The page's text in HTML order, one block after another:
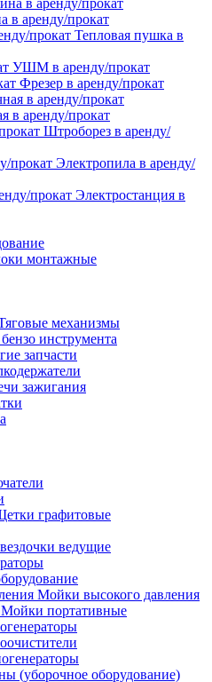
в аренду/прокат
Тепловая пушка в
УШМ в аренду/прокат
Фрезер в аренду/прокат
в аренду/прокат
Штроборез в аренду/
Электропила в аренду/
Электростанция в
монтажные
механизмы
инструмента
запчасти
зажигания
графитовые
ведущие
Мойки высокого давления
Мойки портативные